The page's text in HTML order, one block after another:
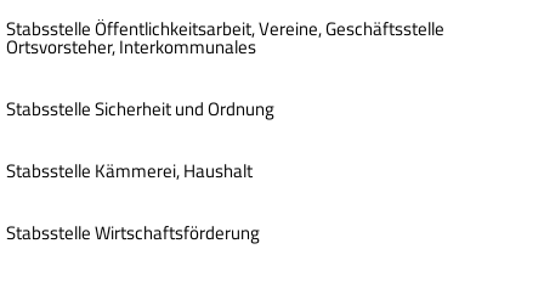
Stabsstelle Öffentlichkeitsarbeit, Vereine, Geschäftsstelle
Ortsvorsteher, Interkommunales
Stabsstelle Sicherheit und Ordnung
Stabsstelle Kämmerei, Haushalt
Stabsstelle Wirtschaftsförderung